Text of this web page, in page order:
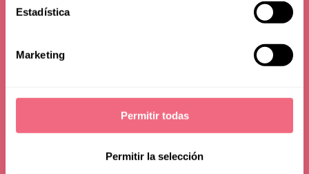
Estadística
Marketing
Permitir todas
Permitir la selección